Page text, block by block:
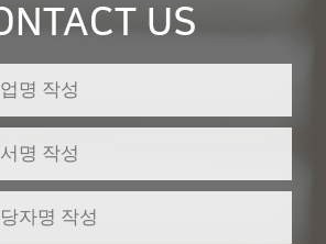
US